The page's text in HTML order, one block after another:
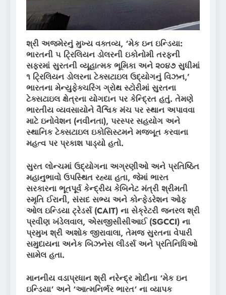
શ્રી અજમેરનું મુખ્ય વક્તવ્ય, ‘મેક ઇન ઇન્ડિયા:
ભારતની ૫ ટ્રિલિયન ડોલરની ઇકોનોમી તરફની
સફરમાં સુરતની વ્યૂહાત્મક ભૂમિકા અને ૨૦૪૭ સુધીમાં
૧ ટ્રિલિયન ડોલરના ટેક્સટાઇલ ઉદ્યોગનું વિઝન,’
ભારતના મેન્યુફેક્ચરિંગ ગ્રોથ સ્ટોરીમાં સુરતના
ટેક્સટાઇલ ક્ષેત્રના યોગદાન પર કેન્દ્રિત હતું. તેમણે
ભારતીય વ્યવસાયોને વૈશ્વિક મંચ પર સ્થાન અપાવવા
માટે ઇનોવેશન (નવીનતા), પરસ્પર સહયોગ અને
સ્થાનિક ટેક્સટાઇલ ઇકોસિસ્ટમને મજબૂત કરવાના
મહત્વ પર પ્રકાશ પાડ્યો હતો.
સુરત લોન્ચમાં ઉદ્યોગના અગ્રણીઓ અને પ્રતિષ્ઠિત
મહાનુભાવો ઉપસ્થિત રહ્યા હતા, જેમાં ભારત
સરકારના ભૂતપૂર્વ કેન્દ્રીય કેબિનેટ મંત્રી શ્રીમતી
સ્મૃતિ ઈરાની, સંસદ સભ્ય અને કોન્ફેડરેશન ઓફ
ઓલ ઇન્ડિયા ટ્રેડર્સ (CAIT) ના સેક્રેટરી જનરલ શ્રી
પ્રવીણ ખંડેલવાલ, એસજીસીસીઆઈ (SGCCI) ના
પ્રમુખ શ્રી અશોક જીરાવાલા, તેમજ સુરતના વેપારી
સમુદાયના અનેક બિઝનેસ લીડર્સ અને પ્રતિનિધિઓ
સામેલ હતા.
માનનીય વડાપ્રધાન શ્રી નરેન્દ્ર મોદીના ‘મેક ઇન
ઇન્ડિયા‘ અને ‘આત્મનિર્ભર ભારત‘ ના વ્યાપક